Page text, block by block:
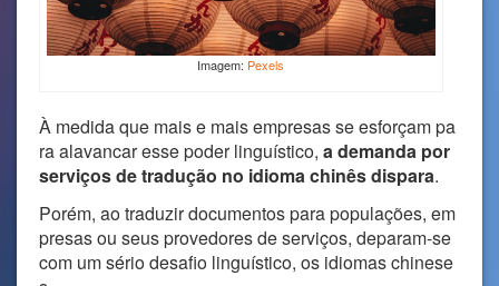
Imagem: Pexels
À medida que mais e mais empresas se esforçam pa
ra alavancar esse poder linguístico, a demanda por
serviços de tradução no idioma chinês dispara.
Porém, ao traduzir documentos para populações, em
presas ou seus provedores de serviços, deparam-se
com um sério desafio linguístico, os idiomas chinese